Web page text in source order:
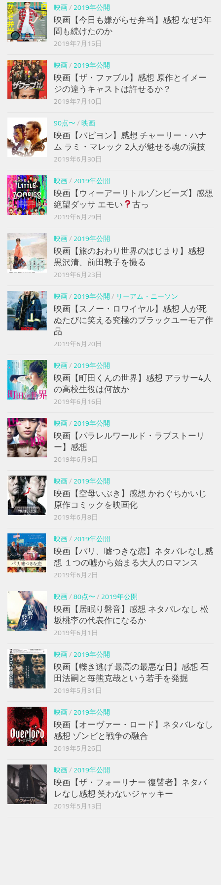
映画/ 2019年公開
映画【今日も嫌がらせ弁当】感想 なぜ3年
間も続けたのか
2019年7月15日
映画/ 2019年公開
映画【ザ・ファブル】感想 原作とイメー
ジの違うキャストは許せるか？
2019年7月10日
90点〜 / 映画
映画【パピヨン】感想 チャーリー・ハナ
ム ラミ・マレック 2人が魅せる魂の演技
2019年6月30日
映画/ 2019年公開
映画【ウィーアーリトルゾンビーズ】感想
絶望ダッサ エモい
古っ
2019年6月29日
映画/ 2019年公開
映画【旅のおわり世界のはじまり】感想
黒沢清、前田敦子を撮る
2019年6月23日
映画/ 2019年公開 / リーアム・ニーソン
映画【スノー・ロワイヤル】感想 人が死
ぬたびに笑える究極のブラックユーモア作
品
2019年6月20日
映画/ 2019年公開
映画【町田くんの世界】感想 アラサー4人
の高校生役は何故か
2019年6月16日
映画/ 2019年公開
映画【パラレルワールド・ラブストーリ
ー】感想
2019年6月9日
映画/ 2019年公開
映画【空母いぶき】感想 かわぐちかいじ
原作コミックを映画化
2019年6月8日
映画/ 2019年公開
映画【パリ、嘘つきな恋】ネタバレなし感
想 １つの嘘から始まる大人のロマンス
2019年6月2日
映画/ 80点〜 / 2019年公開
映画【居眠り磐音】感想 ネタバレなし 松
坂桃李の代表作になるか
2019年6月1日
映画/ 2019年公開
映画【轢き逃げ 最高の最悪な日】感想 石
田法嗣と毎熊克哉という若手を発掘
2019年5月31日
映画/ 2019年公開
映画【オーヴァー・ロード】ネタバレなし
感想 ゾンビと戦争の融合
2019年5月26日
映画/ 2019年公開
映画【ザ・フォーリナー 復讐者】ネタバ
レなし感想 笑わないジャッキー
2019年5月13日